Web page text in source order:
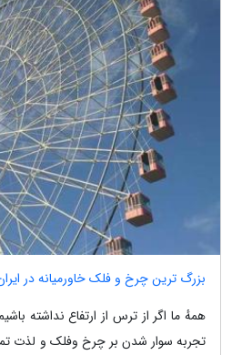
بزرگ ترین چرخ و فلک خاورمیانه در
همهٔ ما اگر از ترس از ارتفاع نداشته
تجربه سوار شدن بر چرخ وفلک و لذت